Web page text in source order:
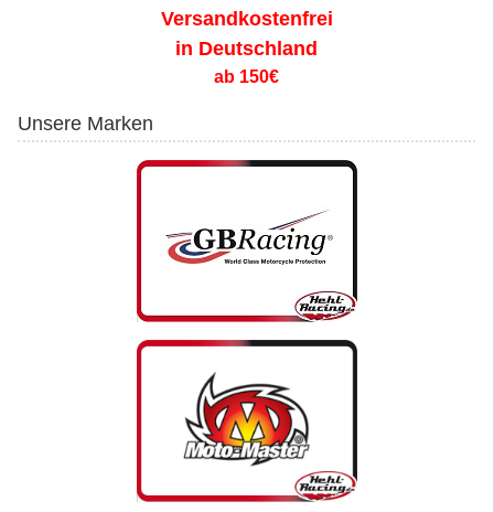
Versandkostenfrei
in Deutschland
ab 150€
Unsere Marken